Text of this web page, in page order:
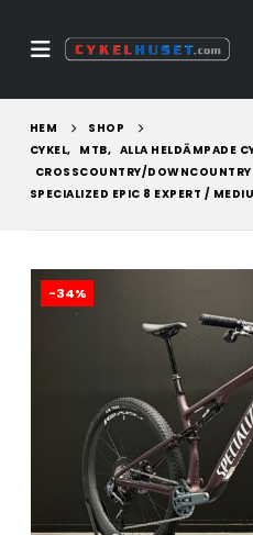
HEM
SHOP
CYKEL, MTB, ALLA HELDÄMPADE
CROSSCOUNTRY/DOWNCOUNTRY
SPECIALIZED EPIC 8 EXPERT /
-34%